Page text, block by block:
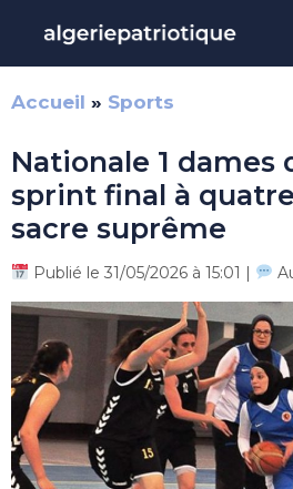
contenu
Accueil » Sports
Nationale 1 dames
sprint final à
sacre suprême
Publié le 31/05/2026 à 15:01 |